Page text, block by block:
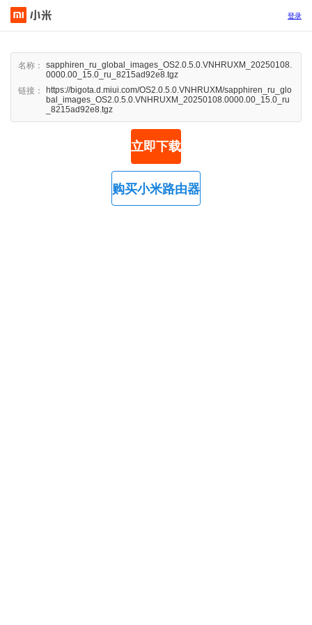
登录
名称：
sapphiren_ru_global_images_OS2.0.5.0.VNHRUXM_20250108.
0000.00_15.0_ru_8215ad92e8.tgz
链接：
https://bigota.d.miui.com/OS2.0.5.0.VNHRUXM/sapphiren_ru_glo
bal_images_OS2.0.5.0.VNHRUXM_20250108.0000.00_15.0_ru
_8215ad92e8.tgz
立即下载
购买小米路由器